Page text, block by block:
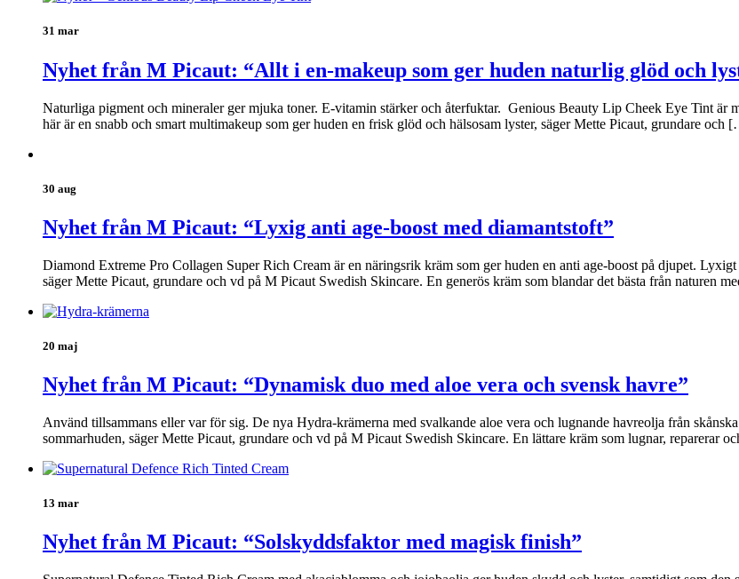
31 mar
Nyhet från M Picaut: “Allt i en-makeup som ger huden naturlig glöd och
Naturliga pigment och mineraler ger mjuka toner. E-vitamin stärker och återfuktar. Genious Beauty Lip Cheek Eye Tint
här är en snabb och smart multimakeup som ger huden en frisk glöd och hälsosam lyster, säger Mette Picaut, grundare och
30 aug
Nyhet från M Picaut: “Lyxig anti age-boost med diamantstoft”
Diamond Extreme Pro Collagen Super Rich Cream är en näringsrik kräm som ger huden en anti age-boost på djupet.
säger Mette Picaut, grundare och vd på M Picaut Swedish Skincare. En generös kräm som blandar det bästa från naturen
20 maj
Nyhet från M Picaut: “Dynamisk duo med aloe vera och svensk havre”
Använd tillsammans eller var för sig. De nya Hydra-krämerna med svalkande aloe vera och lugnande havreolja från
sommarhuden, säger Mette Picaut, grundare och vd på M Picaut Swedish Skincare. En lättare kräm som lugnar, reparerar
13 mar
Nyhet från M Picaut: “Solskyddsfaktor med magisk finish”